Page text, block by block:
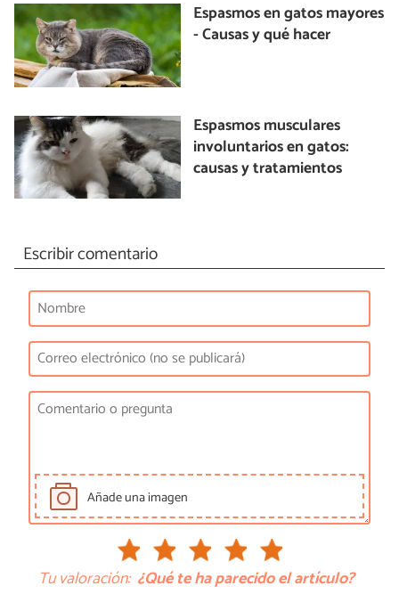
Espasmos en gatos mayores
- Causas y qué hacer
Espasmos musculares
involuntarios en gatos:
causas y tratamientos
Escribir comentario
Añade una imagen
Tu valoración: ¿Qué te ha parecido el artículo?